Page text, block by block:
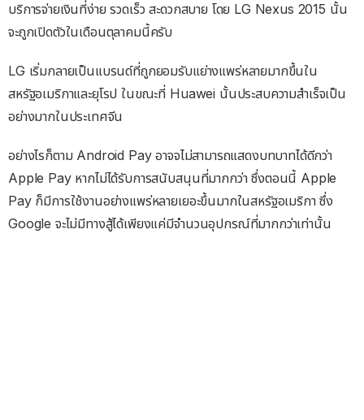
บริการจ่ายเงินที่ง่าย รวดเร็ว สะดวกสบาย โดย LG Nexus 2015 นั้น
จะถูกเปิดตัวในเดือนตุลาคมนี้ครับ
LG เริ่มกลายเป็นแบรนด์ที่ถูกยอมรับแย่างแพร่หลายมากขึ้นใน
สหรัฐอเมริกาและยุโรป ในขณะที่ Huawei นั้นประสบความสำเร็จเป็น
อย่างมากในประเทศจีน
อย่างไรก็ตาม Android Pay อาจจไม่สามารถแสดงบทบาทได้ดีกว่า
Apple Pay หากไม่ได้รับการสนับสนุนที่มากกว่า ซึ่งตอนนี้ Apple
Pay ก็มีการใช้งานอย่างแพร่หลายเยอะขึ้นมากในสหรัฐอเมริกา ซึ่ง
Google จะไม่มีทางสู้ได้เพียงแค่มีจำนวนอุปกรณ์ที่มากกว่าเท่านั้น